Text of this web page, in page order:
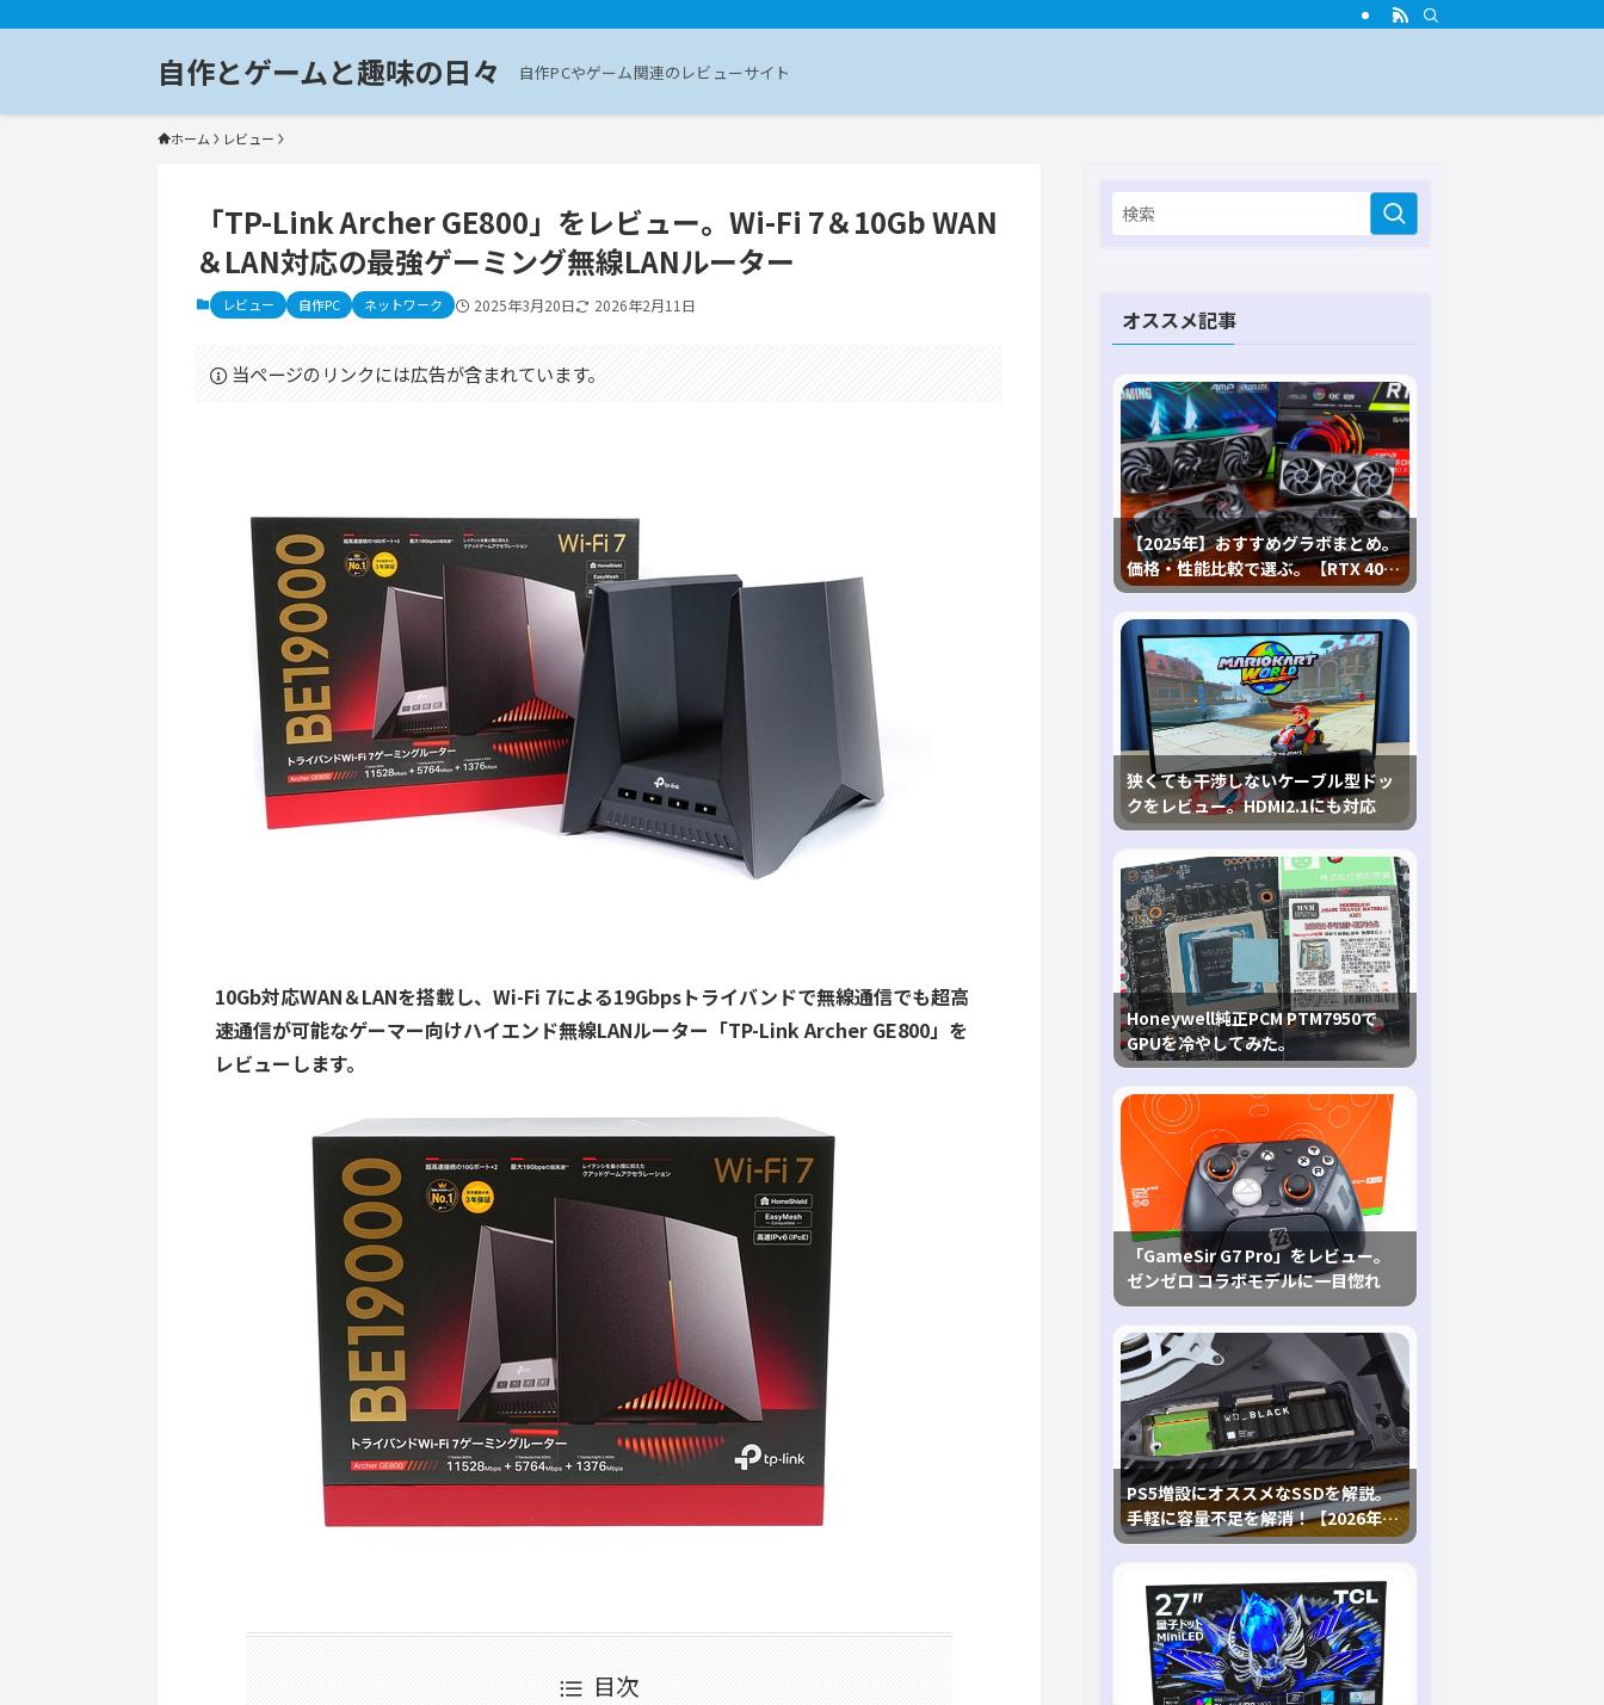
自作とゲームと趣味の日々 自作PCやゲーム関連のレビューサイト
ホーム レビュー
「TP-Link Archer GE800」をレビュー。Wi-Fi 7＆10Gb WAN
＆LAN対応の最強ゲーミング無線LANルーター
レビュー 自作PC ネットワーク 2025年3月20日 2026年2月11日
当ページのリンクには広告が含まれています。
10Gb対応WAN＆LANを搭載し、Wi-Fi 7による19Gbpsトライバンドで無線通信でも超高
速通信が可能なゲーマー向けハイエンド無線LANルーター「TP-Link Archer GE800」を
レビューします。
目次
オススメ記事
【2025年】おすすめグラボまとめ。
価格・性能比較で選ぶ。【RTX 40,
RX 7000各種に対応】
狭くても干渉しないケーブル型ドッ
クをレビュー。HDMI2.1にも対応
Honeywell純正PCM PTM7950で
GPUを冷やしてみた。
「GameSir G7 Pro」をレビュー。
ゼンゼロ コラボモデルに一目惚れ
PS5増設にオススメなSSDを解説。
手軽に容量不足を解消！【2026年最
新、PS5 Proにも対応】